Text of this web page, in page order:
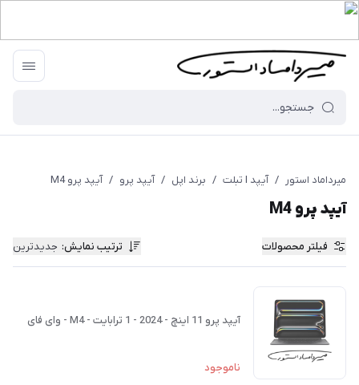
میرداماد استور / آیپد I تبلت / برند اپل / آیپد پرو / آیپد پرو M4
آیپد پرو M4
فیلتر محصولات ترتیب نمایش: جدیدترین
آیپد پرو 11 اینچ - 2024 - 1 ترابایت - M4 - وای فای
ناموجود